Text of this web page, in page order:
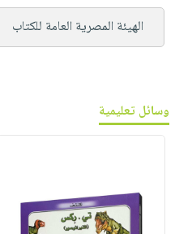
الهيئة المصرية العامة للكتاب
وسائل تعليمية